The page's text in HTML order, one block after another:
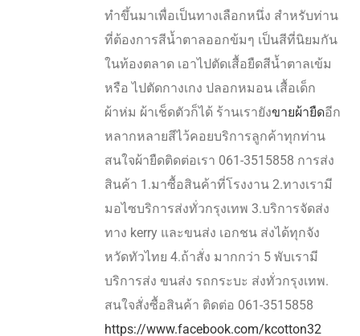
ทำขึ้นมาเพื่อเป็นทางเลือกหนึ่ง สำหรับท่าน
ที่ต้องการสีน้ำตาลออกข้มๆ เป็นสีที่นิยมกัน
ในท้องตลาด เอาไปตัดเสื้อยืดสีน้ำตาลเข้ม
หรือ ไปตัดกางเกง ปลอกหมอน เสื้อเด็ก
ผ้าห่ม ผ้าเช็ดตัวก็ได้ ร้านเรายังขายผ้ายืดอีก
หลากหลายสีไว้คอยบริการลูกค้าทุกท่าน
สนใจผ้ายืดติดต่อเรา 061-3515858 การส่ง
สินค้า 1.มาซื้อสินค้าที่โรงงาน 2.ทางเรามี
มอไซบริการส่งทั่วกรุงเทพ 3.บริการจัดส่ง
ทาง kerry และขนส่ง เอกชน ส่งได้ทุกจัง
หวัดทัวไทย 4.ถ้าสั่ง มากกว่า 5 พับเรามี
บริการส่ง ขนส่ง รถกระบะ ส่งทั่วกรุงเทพ.
สนใจสั่งซื้อสินค้า ติดต่อ 061-3515858
https://www.facebook.com/kcotton32